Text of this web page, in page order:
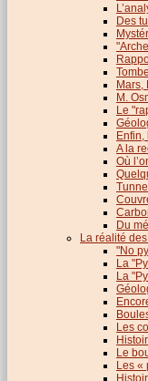
Des
Mars,
M.
Le
Enfin,
A la
Où
Du
La réalité
"No
La
La
Les
Le
Les «